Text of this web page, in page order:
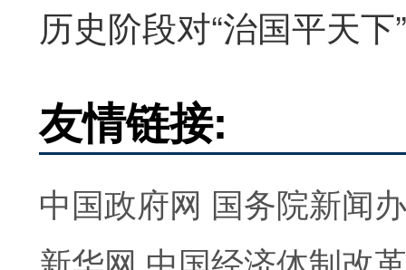
历史阶段对“治国平天
友情链接:
中国政府网 国务院新闻